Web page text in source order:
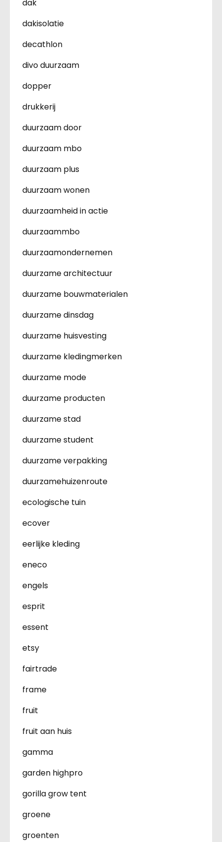
dak
dakisolatie
decathlon
divo duurzaam
dopper
drukkerij
duurzaam door
duurzaam mbo
duurzaam plus
duurzaam wonen
duurzaamheid in actie
duurzaammbo
duurzaamondernemen
duurzame architectuur
duurzame bouwmaterialen
duurzame dinsdag
duurzame huisvesting
duurzame kledingmerken
duurzame mode
duurzame producten
duurzame stad
duurzame student
duurzame verpakking
duurzamehuizenroute
ecologische tuin
ecover
eerlijke kleding
eneco
engels
esprit
essent
etsy
fairtrade
frame
fruit
fruit aan huis
gamma
garden highpro
gorilla grow tent
groene
groenten